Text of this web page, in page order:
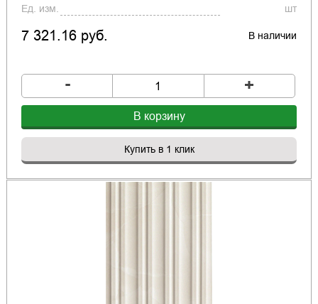
Ед. изм.
шт
7 321.16 руб. В наличии
- +
В корзину
Купить в 1 клик